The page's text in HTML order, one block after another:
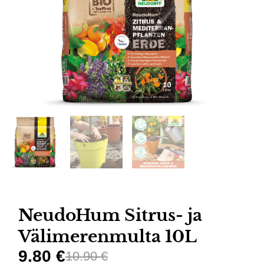
NeudoHum Sitrus- ja
Välimerenmulta 10L
9.80 €10.90 €